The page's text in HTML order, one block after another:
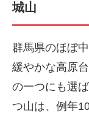
城山
群馬県のほぼ
緩やかな高原
の一つにも選
つ山は、例年